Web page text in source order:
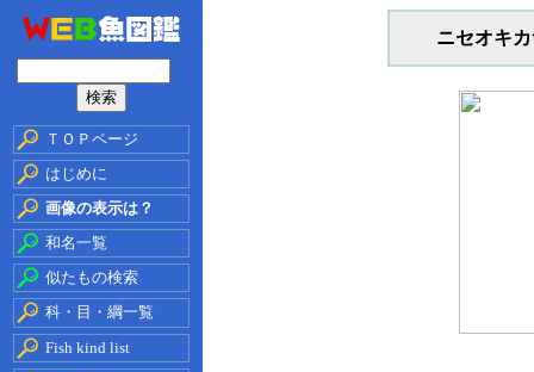
ＴＯＰページ
はじめに
画像の表示は？
和名一覧
似たもの検索
科・目・綱一覧
Fish kind list
ニセオキ